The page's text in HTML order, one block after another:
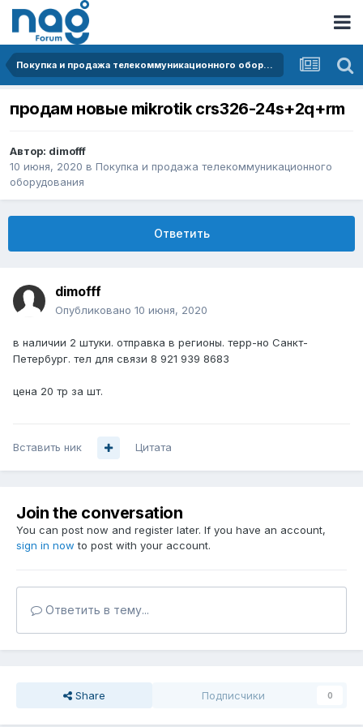
Покупка и продажа телекоммуникационного оборудования
продам новые mikrotik crs326-24s+2q+rm
Автор: dimofff
10 июня, 2020 в Покупка и продажа телекоммуникационного
оборудования
Ответить
dimofff
Опубликовано 10 июня, 2020
в наличии 2 штуки. отправка в регионы. терр-но Санкт-
Петербург. тел для связи 8 921 939 8683
цена 20 тр за шт.
Вставить ник Цитата
Join the conversation
You can post now and register later. If you have an account,
sign in now to post with your account.
Ответить в тему...
Share Подписчики 0